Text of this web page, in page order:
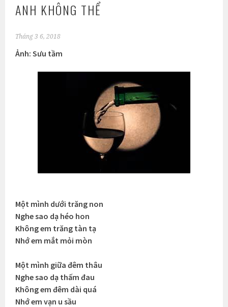
ANH KHÔNG THỂ
Tháng 3 6, 2018
Ảnh: Sưu tầm
Một mình dưới trăng non
Nghe sao dạ héo hon
Không em trăng tàn tạ
Nhớ em mắt mỏi mòn
Một mình giữa đêm thâu
Nghe sao dạ thấm đau
Không em đêm dài quá
Nhớ em vạn u sầu